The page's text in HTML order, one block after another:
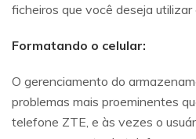
ficheiros que você deseja
Formatando o celular:
O gerenciamento do
problemas mais proeminentes
telefone ZTE, e às vezes o